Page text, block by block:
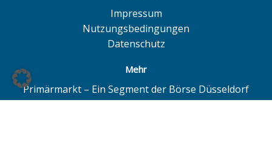
Impressum
Nutzungsbedingungen
Datenschutz
Mehr
Primärmarkt – Ein Segment der Börse Düsseldorf
Quotrix – Ein System der Börse Düsseldorf